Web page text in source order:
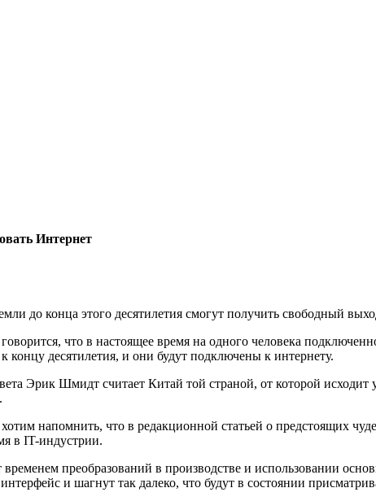
Интернет
до конца этого десятилетия смогут получить свободный
что в настоящее время на одного человека
концу десятилетия, и они будут подключены к интернету.
Эрик Шмидт считает Китай той страной, от которой исходит
напомнить, что в редакционной статьей о предстоящих
в IT-индустрии.
временем преобразований в производстве и использовании
и шагнут так далеко, что будут в состоянии